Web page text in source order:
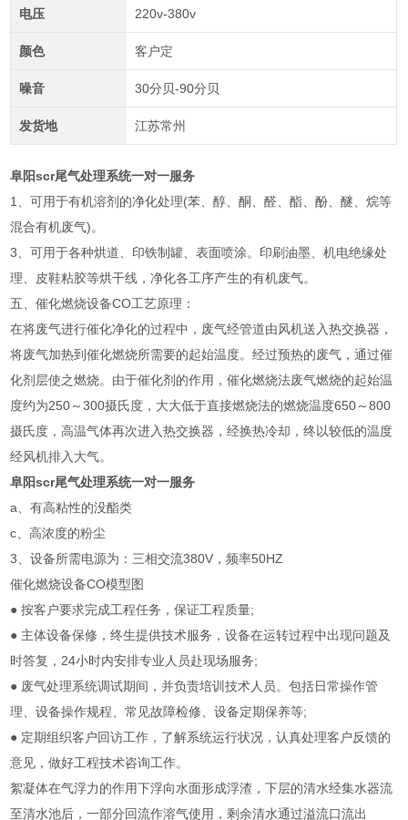
电压 220v-380v
颜色 客户定
噪音 30分贝-90分贝
发货地 江苏常州
阜阳scr尾气处理系统一对一服务
1、可用于有机溶剂的净化处理(苯、醇、酮、醛、酯、酚、醚、烷等
混合有机废气)。
3、可用于各种烘道、印铁制罐、表面喷涂。印刷油墨、机电绝缘处
理、皮鞋粘胶等烘干线，净化各工序产生的有机废气。
五、催化燃烧设备CO工艺原理：
在将废气进行催化净化的过程中，废气经管道由风机送入热交换器，
将废气加热到催化燃烧所需要的起始温度。经过预热的废气，通过催
化剂层使之燃烧。由于催化剂的作用，催化燃烧法废气燃烧的起始温
度约为250～300摄氏度，大大低于直接燃烧法的燃烧温度650～800
摄氏度，高温气体再次进入热交换器，经换热冷却，终以较低的温度
经风机排入大气。
阜阳scr尾气处理系统一对一服务
a、有高粘性的没酯类
c、高浓度的粉尘
3、设备所需电源为：三相交流380V，频率50HZ
催化燃烧设备CO模型图
● 按客户要求完成工程任务，保证工程质量;
● 主体设备保修，终生提供技术服务，设备在运转过程中出现问题及
时答复，24小时内安排专业人员赴现场服务;
● 废气处理系统调试期间，并负责培训技术人员。包括日常操作管
理、设备操作规程、常见故障检修、设备定期保养等;
● 定期组织客户回访工作，了解系统运行状况，认真处理客户反馈的
意见，做好工程技术咨询工作。
絮凝体在气浮力的作用下浮向水面形成浮渣，下层的清水经集水器流
至清水池后，一部分回流作溶气使用，剩余清水通过溢流口流出